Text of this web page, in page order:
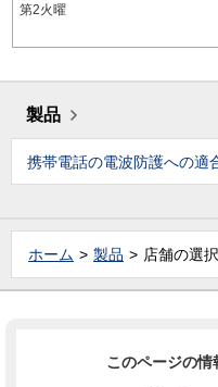
第2火曜
製品
携帯電話の電波防護への適
ホーム 製品 店舗の選択
このページの情